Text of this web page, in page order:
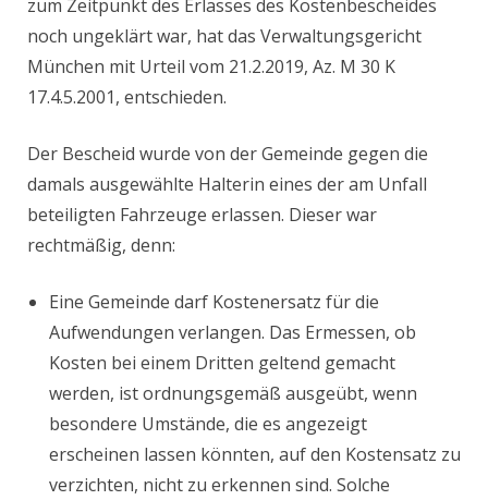
zum Zeitpunkt des Erlasses des Kostenbescheides
noch ungeklärt war, hat das Verwaltungsgericht
München mit Urteil vom 21.2.2019, Az. M 30 K
17.4.5.2001, entschieden.
Der Bescheid wurde von der Gemeinde gegen die
damals ausgewählte Halterin eines der am Unfall
beteiligten Fahrzeuge erlassen. Dieser war
rechtmäßig, denn:
Eine Gemeinde darf Kostenersatz für die
Aufwendungen verlangen. Das Ermessen, ob
Kosten bei einem Dritten geltend gemacht
werden, ist ordnungsgemäß ausgeübt, wenn
besondere Umstände, die es angezeigt
erscheinen lassen könnten, auf den Kostensatz zu
verzichten, nicht zu erkennen sind. Solche